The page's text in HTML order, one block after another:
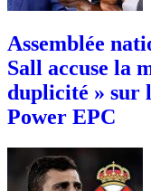
Assemblée
Sall accuse la
duplicité » sur
Power EPC